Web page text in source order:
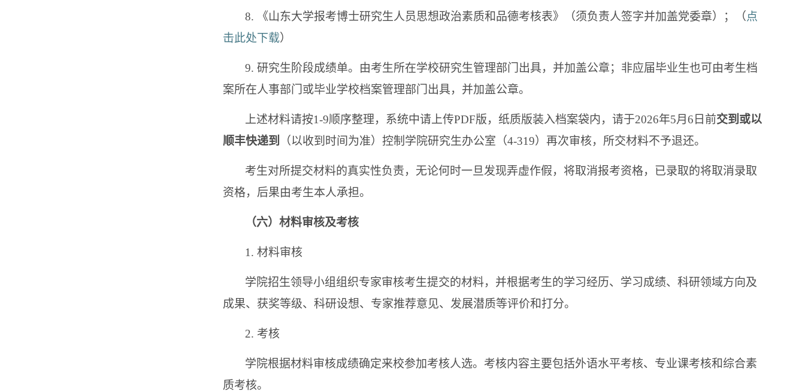
8. 《山东大学报考博士研究生人员思想政治素质和品德考核表》（须负责人签字并加盖党委章）；（点
击此处下载）
9. 研究生阶段成绩单。由考生所在学校研究生管理部门出具，并加盖公章；非应届毕业生也可由考生档
案所在人事部门或毕业学校档案管理部门出具，并加盖公章。
上述材料请按1-9顺序整理，系统中请上传PDF版，纸质版装入档案袋内，请于2026年5月6日前交到或以
顺丰快递到
（以收到时间为准）控制学院研究生办公室（4-319）再次审核，所交材料不予退还。
考生对所提交材料的真实性负责，无论何时一旦发现弄虚作假，将取消报考资格，已录取的将取消录取
资格，后果由考生本人承担。
（六）材料审核及考核
1. 材料审核
学院招生领导小组组织专家审核考生提交的材料，并根据考生的学习经历、学习成绩、科研领域方向及
成果、获奖等级、科研设想、专家推荐意见、发展潜质等评价和打分。
2. 考核
学院根据材料审核成绩确定来校参加考核人选。考核内容主要包括外语水平考核、专业课考核和综合素
质考核。